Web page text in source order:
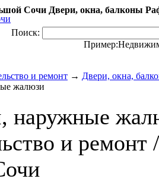
Сочи Двери, окна, балконы
Поиск:
Пример:
и ремонт → Двери, окна,
жалюзи
наружные
и